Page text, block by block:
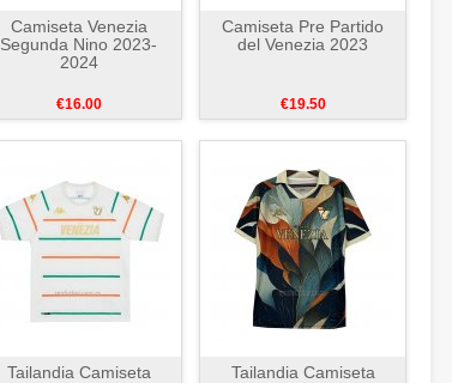
Camiseta Venezia
Segunda Nino 2023-
2024
€16.00
Camiseta Pre Partido
del Venezia 2023
€19.50
Tailandia Camiseta
Tailandia Camiseta